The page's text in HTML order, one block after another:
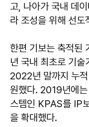
고, 나아가 국내 데
라 조성을 위해 선도
한편 기보는 축적된
년 국내 최초로 기
2022년 말까지 누
원했다. 2019년에는
스템인 KPAS를 IP
을 확대했다.